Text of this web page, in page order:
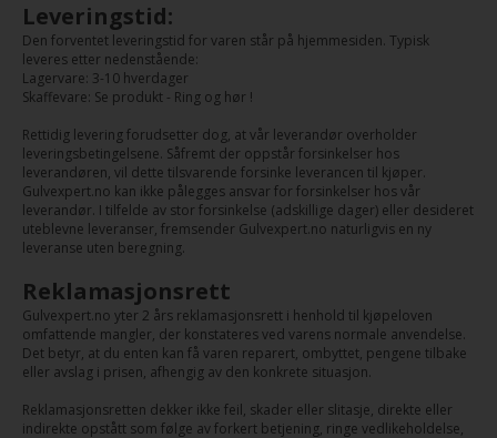
Leveringstid:
Den forventet leveringstid for varen står på hjemmesiden. Typisk
leveres etter nedenstående:
Lagervare: 3-10 hverdager
Skaffevare: Se produkt - Ring og hør !
Rettidig levering forudsetter dog, at vår leverandør overholder
leveringsbetingelsene. Såfremt der oppstår forsinkelser hos
leverandøren, vil dette tilsvarende forsinke leverancen til kjøper.
Gulvexpert.no kan ikke pålegges ansvar for forsinkelser hos vår
leverandør. I tilfelde av stor forsinkelse (adskillige dager) eller desideret
uteblevne leveranser, fremsender Gulvexpert.no naturligvis en ny
leveranse uten beregning.
Reklamasjonsrett
Gulvexpert.no yter 2 års reklamasjonsrett i henhold til kjøpeloven
omfattende mangler, der konstateres ved varens normale anvendelse.
Det betyr, at du enten kan få varen reparert, ombyttet, pengene tilbake
eller avslag i prisen, afhengig av den konkrete situasjon.
Reklamasjonsretten dekker ikke feil, skader eller slitasje, direkte eller
indirekte opstått som følge av forkert betjening, ringe vedlikeholdelse,